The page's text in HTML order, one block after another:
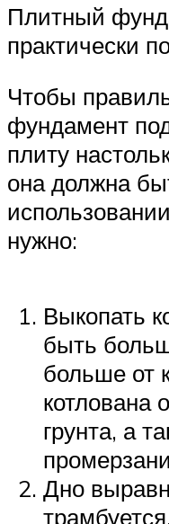
Плитный
практически
Чтобы
фундамент
плиту
она должна
нужно:
Выкопать
быть
больше от
котлована
грунта, а
Дно
трамбуется.